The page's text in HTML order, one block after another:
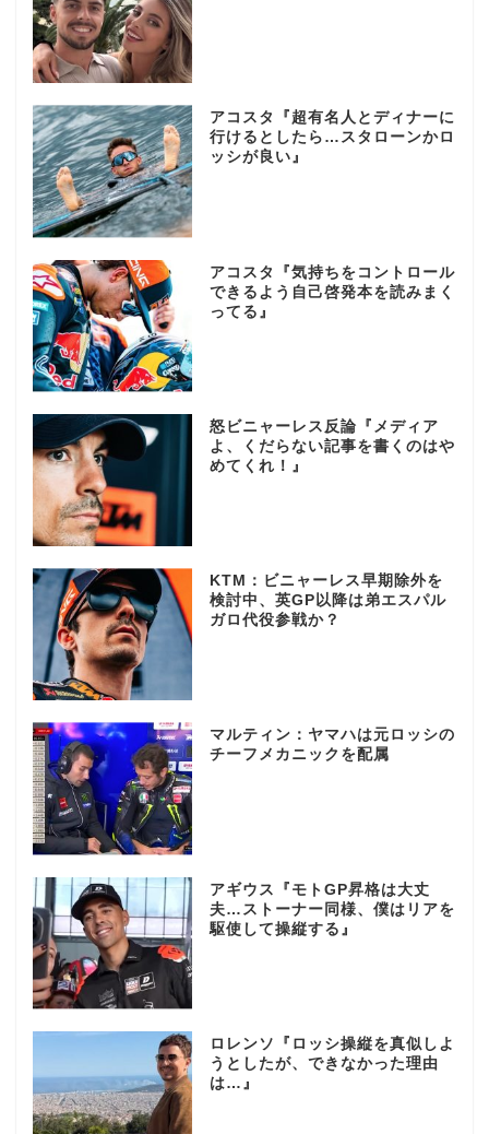
アコスタ『超有名人とディナーに
行けるとしたら…スタローンかロ
ッシが良い』
アコスタ『気持ちをコントロール
できるよう自己啓発本を読みまく
ってる』
怒ビニャーレス反論『メディア
よ、くだらない記事を書くのはや
めてくれ！』
KTM：ビニャーレス早期除外を
検討中、英GP以降は弟エスパル
ガロ代役参戦か？
マルティン：ヤマハは元ロッシの
チーフメカニックを配属
アギウス『モトGP昇格は大丈
夫…ストーナー同様、僕はリアを
駆使して操縦する』
ロレンソ『ロッシ操縦を真似しよ
うとしたが、できなかった理由
は…』